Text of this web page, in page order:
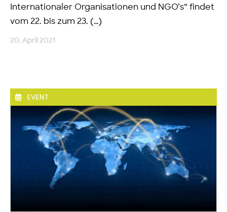
Internationaler Organisationen und NGO’s“ findet
vom 22. bis zum 23. (…)
20. April 2021
EVENT